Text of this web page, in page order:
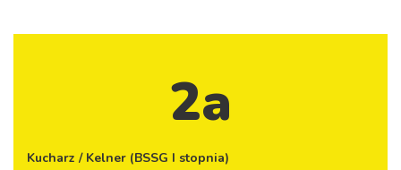
2a
Kucharz / Kelner (BSSG I stopnia)